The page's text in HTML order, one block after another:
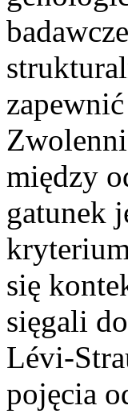
między
gatunek
się
sięgali
Lévi-
pojęcia